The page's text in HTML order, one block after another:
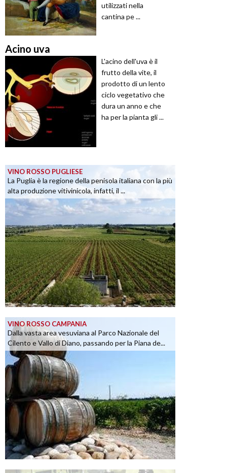
utilizzati nella
cantina pe ...
Acino uva
L'acino dell'uva è il
frutto della vite, il
prodotto di un lento
ciclo vegetativo che
dura un anno e che
ha per la pianta gli ...
VINO ROSSO PUGLIESE
La Puglia è la regione della penisola italiana con la più
alta produzione vitivinicola, infatti, il ...
VINO ROSSO CAMPANIA
Dalla vasta area vesuviana al Parco Nazionale del
Cilento e Vallo di Diano, passando per la Piana de...